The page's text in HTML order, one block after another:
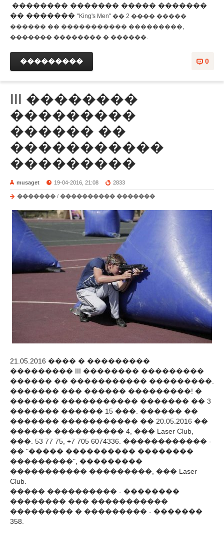
�������� ������� ����� �������
�� ������� "King's Men" �� 2 ���� �����
������ �� ����������� ���������,
������� �������� � ������.
0
���������
III ��������
���������
������ ��
�����������
���������
musaget 19-04-2016, 21:08 2833
������� / ���������� �������
21.05.2016 ���� � ���������
��������� III �������� ���������
������ �� ����������� ���������.
������� ��� ������ ���������! �
������� ����������� ������� �� 3
������� ������ 15 ���. ������ ��
������� ����������� �� 20.05.2016 ��
������ ���������� 4, ��� Laser Club,
���. 53 77 75, +7 705 6074336. ������������ -
�� "����� ���������� ��������
���������", ���������
����������� ���������, ��� Laser
Club.
����� ���������� - ��������
�������� ��� �����������
��������� � ��������� - �������
358.